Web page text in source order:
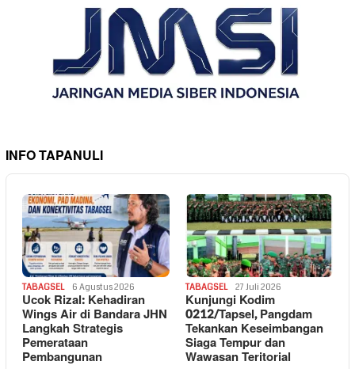
INFO TAPANULI
TABAGSEL 6 Agustus 2026
Ucok Rizal: Kehadiran
Wings Air di Bandara JHN
Langkah Strategis
Pemerataan
Pembangunan
TABAGSEL 27 Juli 2026
Kunjungi Kodim
0212/Tapsel, Pangdam
Tekankan Keseimbangan
Siaga Tempur dan
Wawasan Teritorial